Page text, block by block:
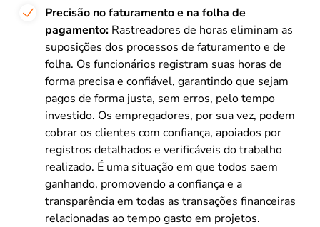
Precisão no faturamento e na folha de
pagamento: Rastreadores de horas eliminam as
suposições dos processos de faturamento e de
folha. Os funcionários registram suas horas de
forma precisa e confiável, garantindo que sejam
pagos de forma justa, sem erros, pelo tempo
investido. Os empregadores, por sua vez, podem
cobrar os clientes com confiança, apoiados por
registros detalhados e verificáveis do trabalho
realizado. É uma situação em que todos saem
ganhando, promovendo a confiança e a
transparência em todas as transações financeiras
relacionadas ao tempo gasto em projetos.